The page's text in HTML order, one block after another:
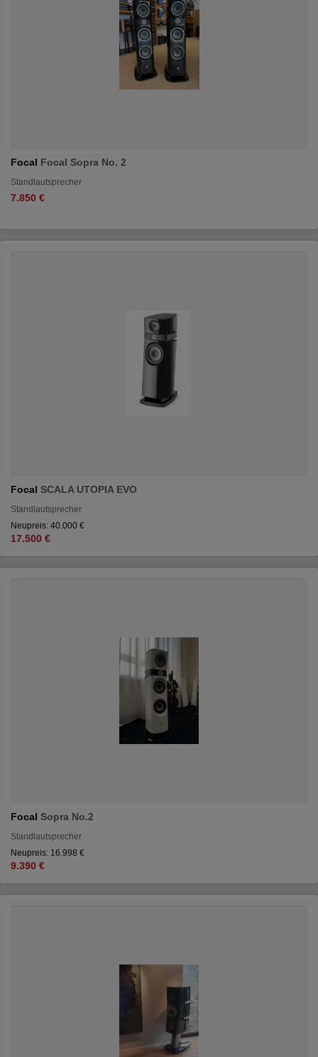
Focal Focal Sopra No. 2
Standlautsprecher
7.850 €
Focal SCALA UTOPIA EVO
Standlautsprecher
Neupreis: 40.000 €
17.500 €
Focal Sopra No.2
Standlautsprecher
Neupreis: 16.998 €
9.390 €